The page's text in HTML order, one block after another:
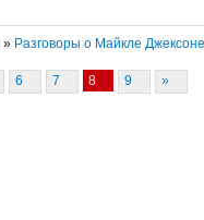
» Разговоры о Майкле Джексоне
6 7 8 9 »